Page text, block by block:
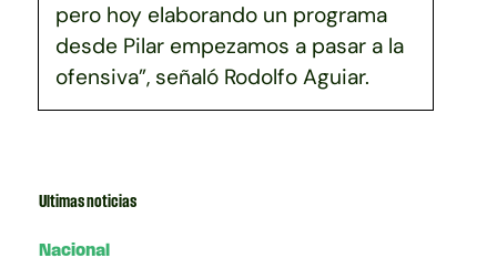
pero hoy elaborando un programa
desde Pilar empezamos a pasar a la
ofensiva”, señaló Rodolfo Aguiar.
Ultimas noticias
Nacional